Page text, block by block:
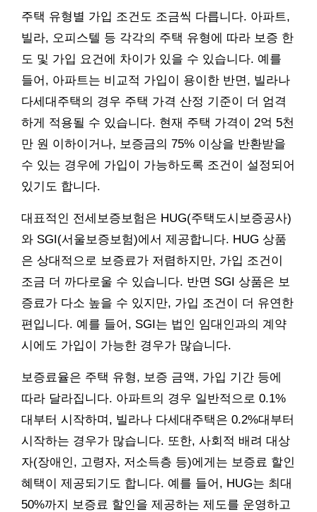
주택 유형별 가입 조건도 조금씩 다릅니다. 아파트,
빌라, 오피스텔 등 각각의 주택 유형에 따라 보증 한
도 및 가입 요건에 차이가 있을 수 있습니다. 예를
들어, 아파트는 비교적 가입이 용이한 반면, 빌라나
다세대주택의 경우 주택 가격 산정 기준이 더 엄격
하게 적용될 수 있습니다. 현재 주택 가격이 2억 5천
만 원 이하이거나, 보증금의 75% 이상을 반환받을
수 있는 경우에 가입이 가능하도록 조건이 설정되어
있기도 합니다.
대표적인 전세보증보험은 HUG(주택도시보증공사)
와 SGI(서울보증보험)에서 제공합니다. HUG 상품
은 상대적으로 보증료가 저렴하지만, 가입 조건이
조금 더 까다로울 수 있습니다. 반면 SGI 상품은 보
증료가 다소 높을 수 있지만, 가입 조건이 더 유연한
편입니다. 예를 들어, SGI는 법인 임대인과의 계약
시에도 가입이 가능한 경우가 많습니다.
보증료율은 주택 유형, 보증 금액, 가입 기간 등에
따라 달라집니다. 아파트의 경우 일반적으로 0.1%
대부터 시작하며, 빌라나 다세대주택은 0.2%대부터
시작하는 경우가 많습니다. 또한, 사회적 배려 대상
자(장애인, 고령자, 저소득층 등)에게는 보증료 할인
혜택이 제공되기도 합니다. 예를 들어, HUG는 최대
50%까지 보증료 할인을 제공하는 제도를 운영하고